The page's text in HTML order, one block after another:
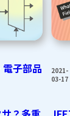
子部品
2021-
03-17